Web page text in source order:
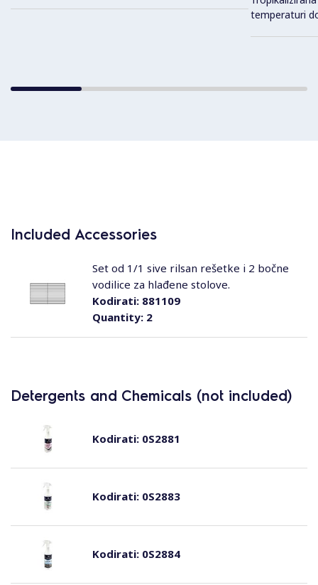
temperaturi
Included Accessories
Quantity:2
Kodirati:881109
Set od 1/1 sive rilsan rešetke i 2 bočne
vodilice za hlađene stolove.
Detergents and Chemicals (not included)
Kodirati:0S2881
Kodirati:0S2883
Kodirati:0S2884